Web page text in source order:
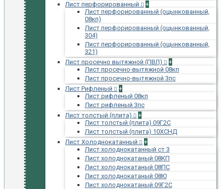
Лист перфорированный
+
Лист перфорированный (оцынкованный,
08кп)
Лист перфорированный (оцынкованный,
304)
Лист перфорированный (оцынкованный,
321)
Лист просечно вытяжной (ПВЛ)
+
Лист просечно-вытяжной 08кп
Лист просечно-вытяжной 3пс
Лист Рифленый
+
Лист рифленый 08кп
Лист рифленый 3пс
Лист толстый (плита)
+
Лист толстый (плита) 09Г2С
Лист толстый (плита) 10ХСНД
Лист Холоднокатанный
+
Лист холоднокатанный ст 3
Лист холоднокатаный 08КП
Лист холоднокатаный 08ПС
Лист холоднокатаный 08Ю
Лист холоднокатаный 09Г2С